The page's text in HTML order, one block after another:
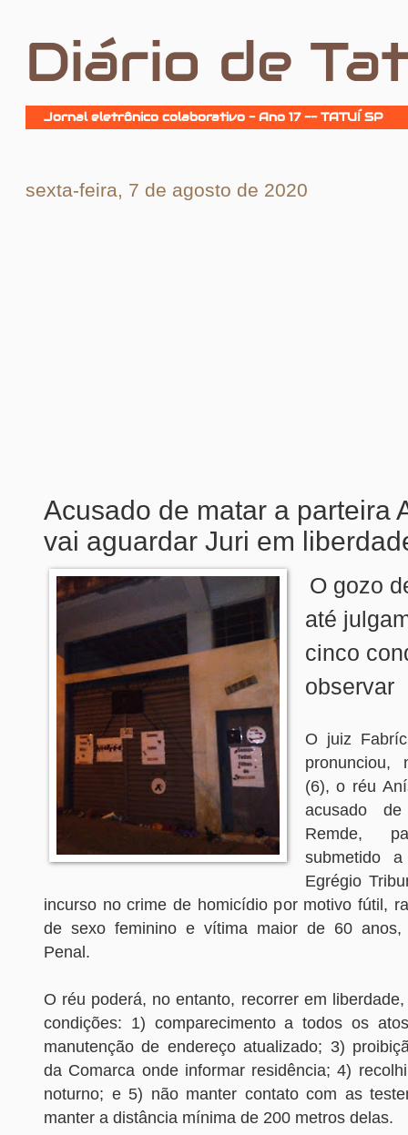
Diário de
Jornal eletrônico colaborativo - Ano 17 -- TATUÍ SP
sexta-feira, 7 de agosto de 2020
Acusado de matar a parteira
vai aguardar Juri em
O gozo
até
cinco
observar
O juiz
pronunciou,
(6), o réu
acusado
Remde,
submetido
Egrégio
incurso no crime de homicídio por motivo fútil,
de sexo feminino e vítima maior de 60 anos,
Penal.
O réu poderá, no entanto, recorrer em
condições: 1) comparecimento a todos os
manutenção de endereço atualizado; 3)
da Comarca onde informar residência; 4)
noturno; e 5) não manter contato com as
manter a distância mínima de 200 metros delas.